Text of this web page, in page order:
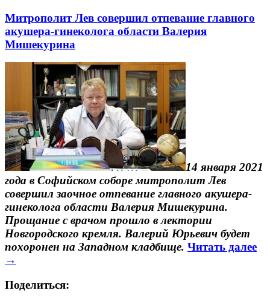
Митрополит Лев совершил отпевание главного
акушера-гинеколога области Валерия
Мишекурина
14 января 2021
года в Софийском соборе митрополит Лев
совершил заочное отпевание главного акушера-
гинеколога области Валерия Мишекурина.
Прощание с врачом прошло в лектории
Новгородского кремля. Валерий Юрьевич будет
похоронен на Западном кладбище. Читать далее
→
Поделиться: